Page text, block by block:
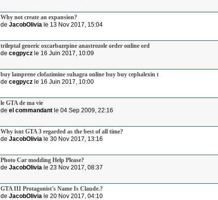
Why not create an expansion?
de JacobOlivia le 13 Nov 2017, 15:04
trileptal generic oxcarbazepine anastrozole order online ord
de cegpycz le 16 Juin 2017, 10:09
buy lamprene clofazimine suhagra online buy buy cephalexin t
de cegpycz le 16 Juin 2017, 10:00
le GTA de ma vie
de el commandant le 04 Sep 2009, 22:16
Why isnt GTA 3 regarded as the best of all time?
de JacobOlivia le 30 Nov 2017, 13:16
Photo Car modding Help Please?
de JacobOlivia le 23 Nov 2017, 08:37
GTA III Protagonist's Name Is Claude.?
de JacobOlivia le 20 Nov 2017, 04:10